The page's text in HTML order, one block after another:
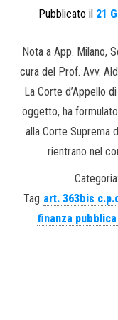
Pubblicato il 21
Nota a App. Milano,
cura del Prof. Avv.
La Corte d’Appello
oggetto, ha
alla Corte Suprema
rientrano nel
Categoria:
Tag art. 363bis
finanza